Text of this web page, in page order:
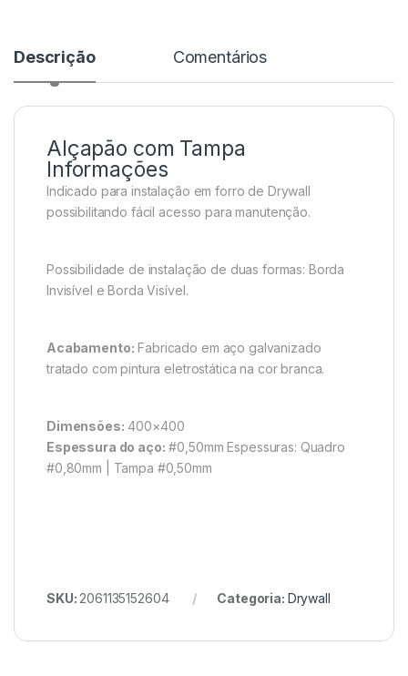
Descrição Comentários
Alçapão com Tampa
Informações
Indicado para instalação em forro de Drywall
possibilitando fácil acesso para manutenção.
Possibilidade de instalação de duas formas: Borda
Invisível e Borda Visível.
Acabamento: Fabricado em aço galvanizado
tratado com pintura eletrostática na cor branca.
Dimensões: 400×400
Espessura do aço: #0,50mm Espessuras: Quadro
#0,80mm | Tampa #0,50mm
SKU: 2061135152604 Categoria: Drywall